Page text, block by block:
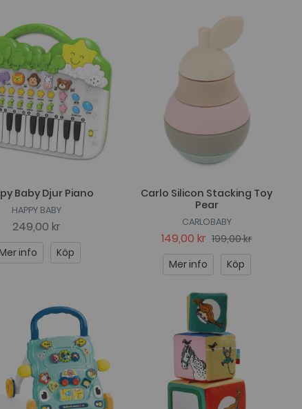
Baby Djur Piano
HAPPY BABY
249,00 kr
info Köp
Carlo Silicon Stacking Toy
Pear
CARLOBABY
149,00 kr 199,00 kr
Mer info
Köp